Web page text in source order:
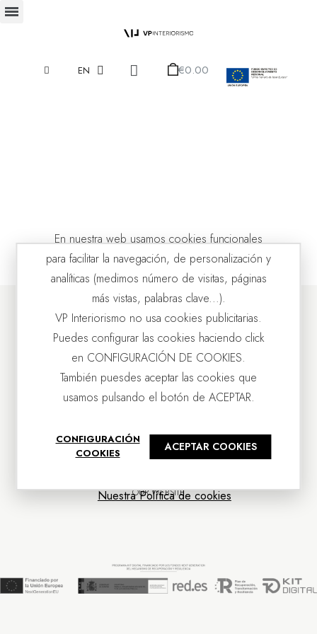
EN €0.00
OUR COMPANY
CUSTOMER SERVICE
OUR WEBSITE
En nuestra web usamos cookies funcionales
para facilitar la navegación, de personalización y
analíticas (medimos número de visitas, páginas
más vistas, palabras clave...).
VP Interiorismo no usa cookies publicitarias.
Puedes configurar las cookies haciendo click
en CONFIGURACIÓN DE COOKIES.
También puesdes aceptar las cookies que
usamos pulsando el botón de ACEPTAR.
CONFIGURACIÓN
COOKIES
ACEPTAR COOKIES
Nuestra Política de cookies